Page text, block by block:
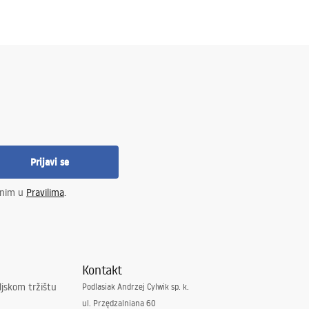
Prijavi se
u Pravilima.
tržištu
Kontakt
Podlasiak Andrzej Cylwik sp. k.
ul. Przędzalniana 60